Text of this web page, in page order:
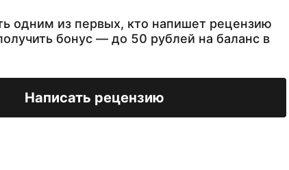
одним из первых, кто напишет рецензию
бонус — до 50 рублей на баланс в
Написать рецензию